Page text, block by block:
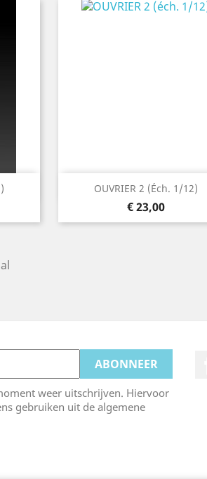
OUVRIER 2 (éch. 1/12)
Prijs
€ 23,00
Snel bekijken
weer uitschrijven. Hiervoor
gebruiken uit de algemene